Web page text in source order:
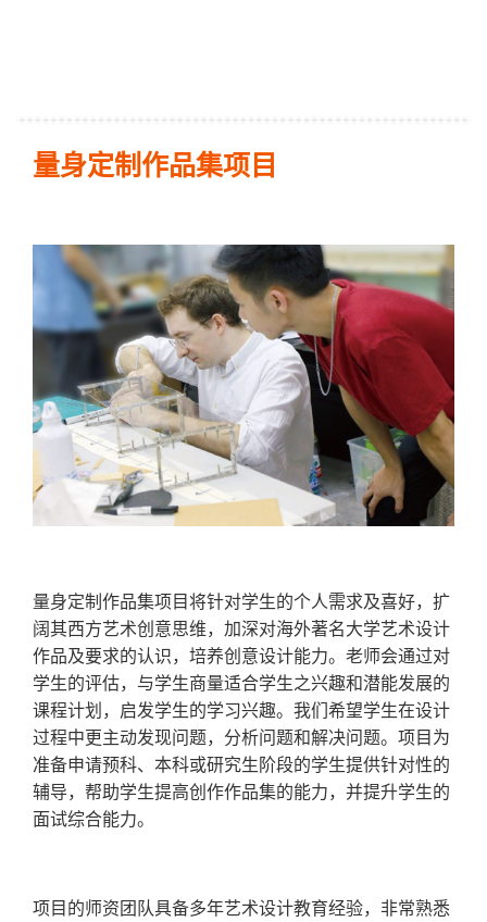
量身定制作品集项目
量身定制作品集项目将针对学生的个人需求及喜好，扩
阔其西方艺术创意思维，加深对海外著名大学艺术设计
作品及要求的认识，培养创意设计能力。老师会通过对
学生的评估，与学生商量适合学生之兴趣和潜能发展的
课程计划，启发学生的学习兴趣。我们希望学生在设计
过程中更主动发现问题，分析问题和解决问题。项目为
准备申请预科、本科或研究生阶段的学生提供针对性的
辅导，帮助学生提高创作作品集的能力，并提升学生的
面试综合能力。
项目的师资团队具备多年艺术设计教育经验，非常熟悉